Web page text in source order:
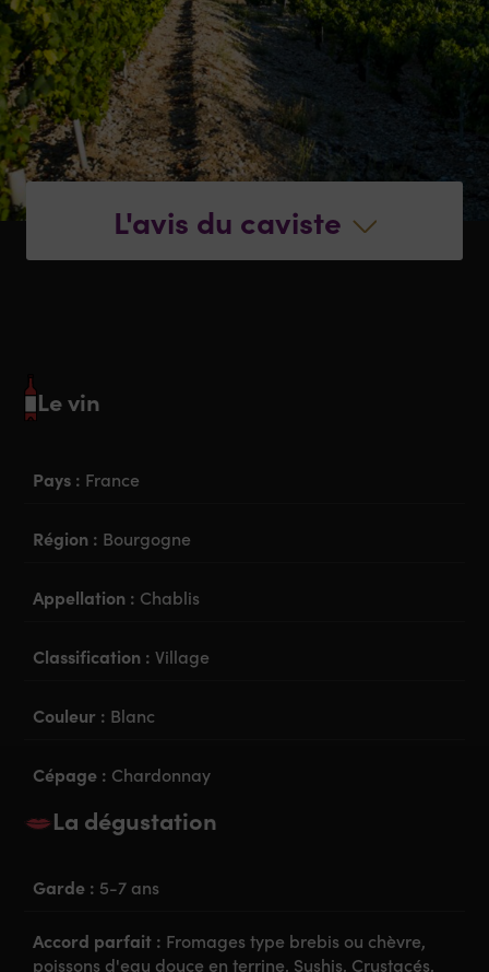
L'avis du caviste
Le vin
Pays : France
Région : Bourgogne
Appellation : Chablis
Classification :Village
Couleur : Blanc
Cépage : Chardonnay
La dégustation
Garde : 5-7 ans
Accord parfait : Fromages type brebis ou chèvre,
poissons d'eau douce en terrine, Sushis, Crustacés,